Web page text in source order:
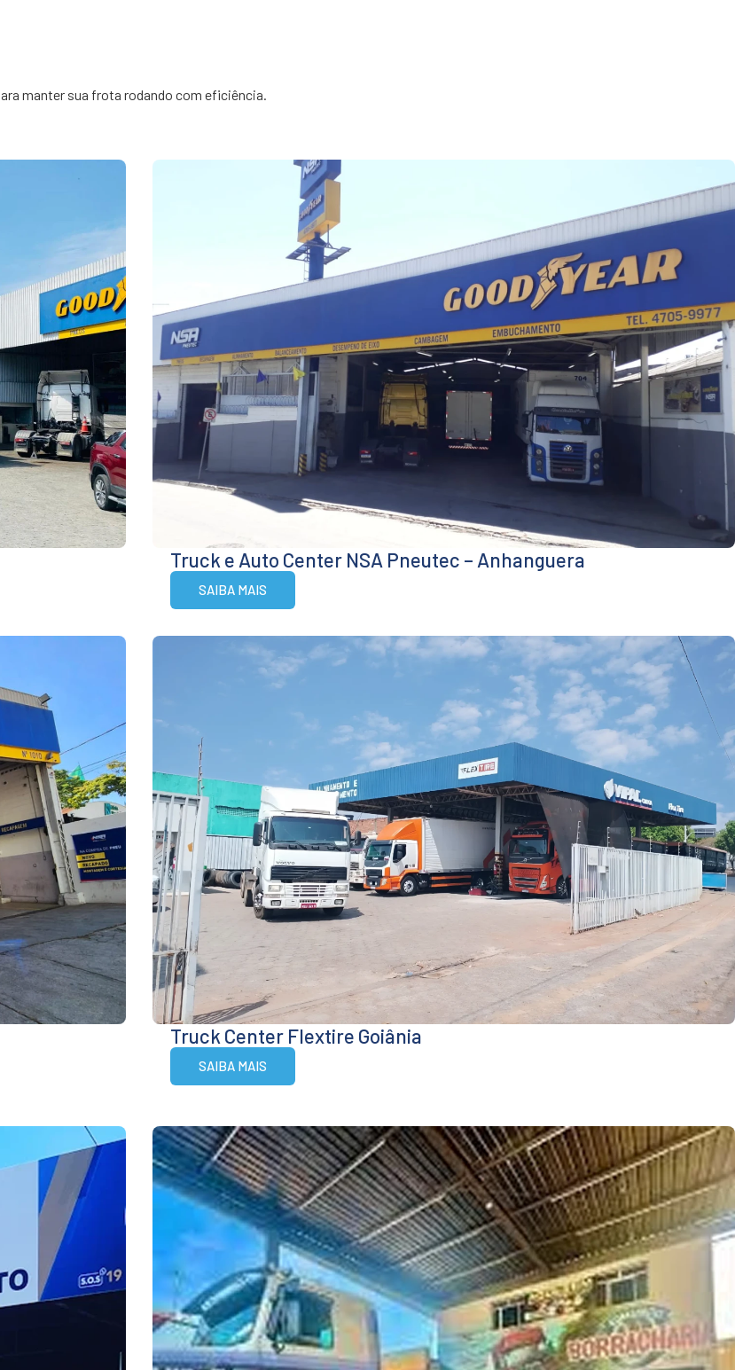
manter sua frota rodando com eficiência.
Truck e Auto Center NSA Pneutec – Anhanguera
SAIBA MAIS
Truck Center Flextire Goiânia
SAIBA MAIS